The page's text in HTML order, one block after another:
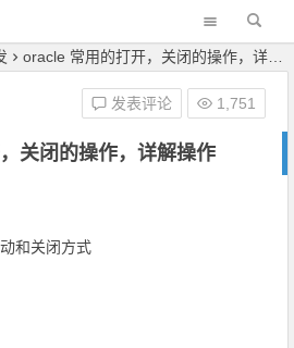
oracle 常用的打开，关闭的操作，详解操作
关闭的操作，详解操作
发表评论 1,751
和关闭方式